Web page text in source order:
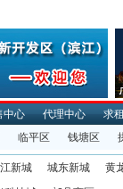
中心 代理中心
求
临平区 钱塘区
新城 城东新城
黄